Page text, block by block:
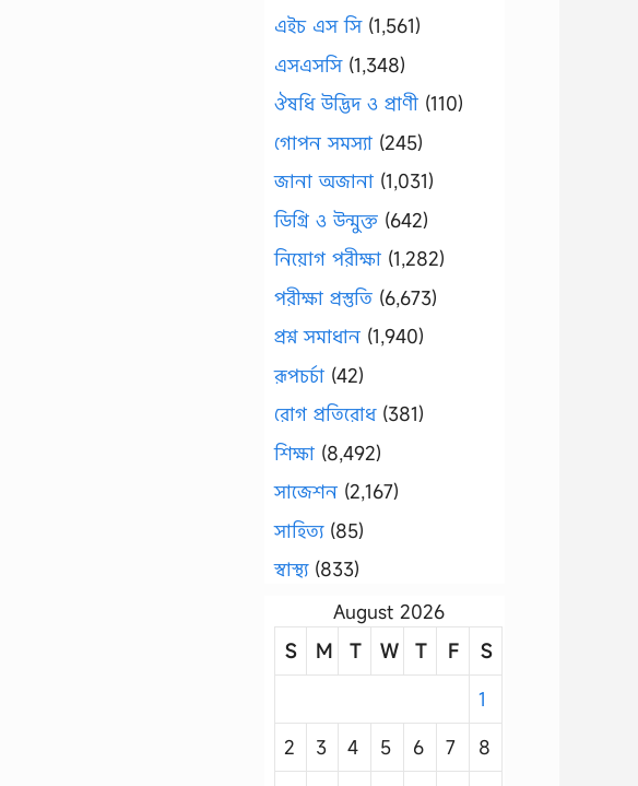
এইচ এস সি(1,561)
এসএসসি(1,348)
ঔষধি উদ্ভিদ ও প্রাণী (110)
গোপন সমস্যা (245)
জানা অজানা (1,031)
ডিগ্রি ও উন্মুক্ত (642)
নিয়োগ পরীক্ষা (1,282)
পরীক্ষা প্রস্তুতি (6,673)
প্রশ্ন সমাধান (1,940)
রূপচর্চা (42)
রোগ প্রতিরোধ(381)
শিক্ষা (8,492)
সাজেশন (2,167)
সাহিত্য(85)
স্বাস্থ্য(833)
August 2026
S
M T W T F
S
1
2
3 4 5 6 7
8